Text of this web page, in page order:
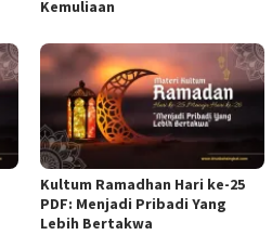
Kemuliaan
Kultum Ramadhan Hari ke-25
PDF: Menjadi Pribadi Yang
Lebih Bertakwa